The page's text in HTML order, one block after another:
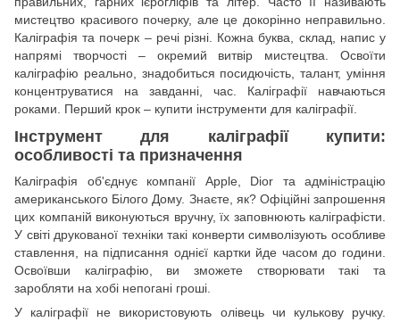
мистецтво красивого почерку, але це докорінно неправильно.
Каліграфія та почерк – речі різні. Кожна буква, склад, напис у
напрямі творчості – окремий витвір мистецтва. Освоїти
каліграфію реально, знадобиться посидючість, талант, уміння
концентруватися на завданні, час. Каліграфії навчаються
роками. Перший крок – купити інструменти для каліграфії.
Інструмент для каліграфії купити:
особливості та призначення
Каліграфія об'єднує компанії Apple, Dior та адміністрацію
американського Білого Дому. Знаєте, як? Офіційні запрошення
цих компаній виконуються вручну, їх заповнюють каліграфісти.
У світі друкованої техніки такі конверти символізують особливе
ставлення, на підписання однієї картки йде часом до години.
Освоївши каліграфію, ви зможете створювати такі та
заробляти на хобі непогані гроші.
У каліграфії не використовують олівець чи кулькову ручку.